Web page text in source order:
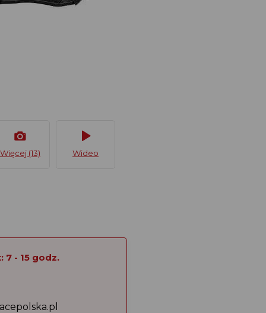
Więcej (13) Wideo
7 - 15 godz.